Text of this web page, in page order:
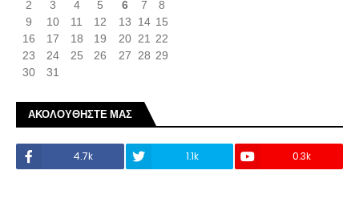
2
3 4 5 6 7
8
9
10 11 12 13 14 15
16
17 18 19 20 21
22
23
24 25 26 27 28 29
30
31
ΑΚΟΛΟΥΘΗΣΤΕ ΜΑΣ
4.7k 1.1k 0.3k